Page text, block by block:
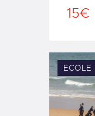
15€
ECOLE